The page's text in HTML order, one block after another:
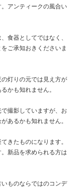
アンティークの風合い
食器としてではなく、
ご承知おきくださいま
灯りの元では見え方が
かも知れません。
撮影していますが、お
あるかも知れません。
きたものになります。
新品を求められる方は
ものならではのコンデ